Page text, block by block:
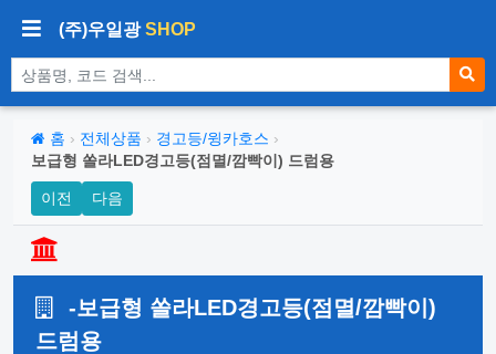
(주)우일광SHOP
상품 검색
홈 › 전체상품 › 경고등/윙카호스 ›
보급형 쏠라LED경고등(점멸/깜빡이) 드럼용
이전 다음
-보급형 쏠라LED경고등(점멸/깜빡이)
드럼용